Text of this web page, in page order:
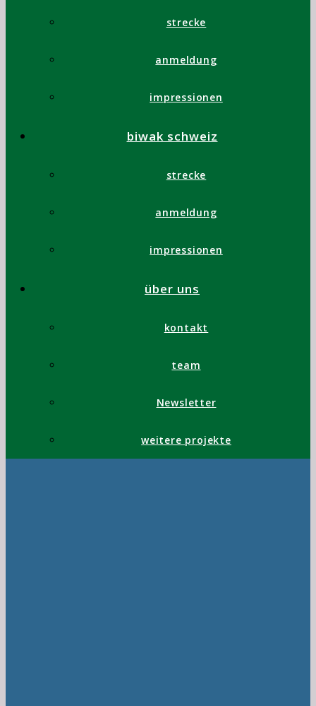
strecke
anmeldung
impressionen
biwak schweiz
strecke
anmeldung
impressionen
über uns
kontakt
team
Newsletter
weitere projekte